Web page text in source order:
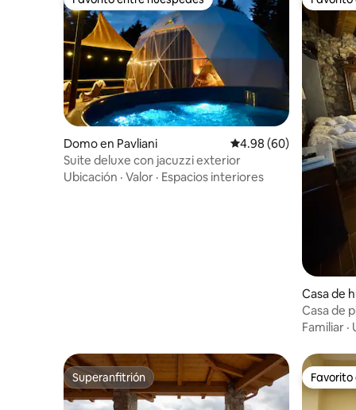
Favorito entre huéspedes
Domo en Pavliani Calificación promedio:
4.98 (60)
Suite deluxe con jacuzzi exterior
Ubicación · Valor · Espacios interiores
Casa de
ea
Casa de
Familiar ·
Superanfitrión
Superanfitrión